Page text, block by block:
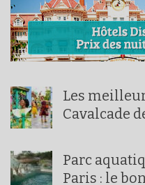
Les
Cavalcade
Parc
Paris : le